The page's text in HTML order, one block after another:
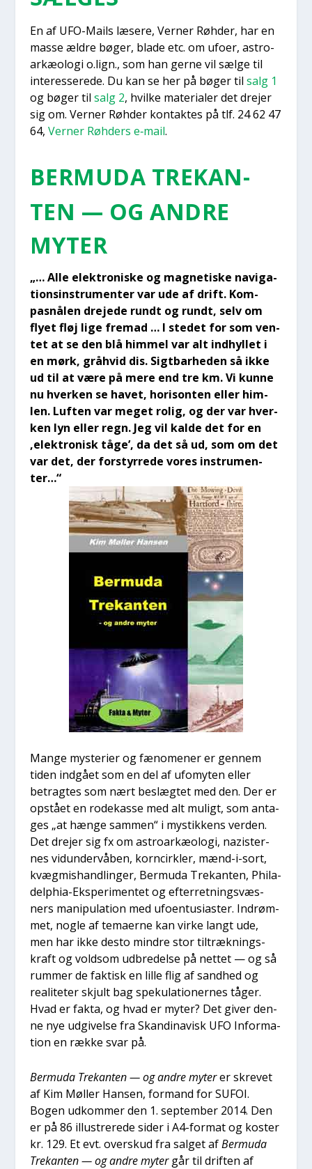
En af UFO-Mails læse­re, Ver­ner Røh­der, har en
mas­se ældre bøger, bla­de etc. om ufo­er, astro­
ar­kæ­o­lo­gi o.lign., som han ger­ne vil sæl­ge til
inter­es­se­re­de. Du kan se her på bøger til salg 1
og bøger til salg 2, hvil­ke mate­ri­a­ler det dre­jer
sig om. Ver­ner Røh­der kon­tak­tes på tlf. 24 62 47
64, Ver­ner Røh­ders e‑mail.
BER­M­U­DA TRE­KAN­
TEN — OG ANDRE
MYTER
„… Alle elek­tro­ni­ske og mag­ne­ti­ske navi­ga­
tions­in­stru­men­ter var ude af drift. Kom­
pasnå­len dre­je­de rundt og rundt, selv om
fly­et fløj lige fremad … I ste­det for som ven­
tet at se den blå him­mel var alt ind­hyl­let i
en mørk, grå­hvid dis. Sigt­bar­he­den så ikke
ud til at være på mere end tre km. Vi kun­ne
nu hver­ken se havet, hori­son­ten eller him­
len. Luf­ten var meget rolig, og der var hver­
ken lyn eller regn. Jeg vil kal­de det for en
‚elek­tro­nisk tåge’, da det så ud, som om det
var det, der for­styr­re­de vores instru­men­
ter…“
Man­ge myste­ri­er og fæno­me­ner er gen­nem
tiden ind­gå­et som en del af ufo­myten eller
betrag­tes som nært beslæg­tet med den. Der er
opstå­et en rode­kas­se med alt muligt, som anta­
ges „at hæn­ge sam­men“ i mystik­kens ver­den.
Det dre­jer sig fx om astro­ar­kæ­o­lo­gi, nazi­ster­
nes vidun­der­vå­ben, kor­n­cirk­ler, mænd-i-sort,
kvæg­mis­hand­lin­ger, Ber­m­u­da Tre­kan­ten, Phila­
delp­hia-Eks­pe­ri­men­tet og efter­ret­nings­væs­
ners mani­pu­la­tion med ufo­en­tu­si­a­ster. Indrøm­
met, nog­le af tema­er­ne kan vir­ke langt ude,
men har ikke desto min­dre stor til­træk­nings­
kraft og vold­som udbre­del­se på net­tet — og så
rum­mer de fak­tisk en lil­le flig af sand­hed og
rea­li­te­ter skjult bag spe­ku­la­tio­ner­nes tåger.
Hvad er fak­ta, og hvad er myter? Det giver den­
ne nye udgi­vel­se fra Skan­di­na­visk UFO Infor­ma­
tion en ræk­ke svar på.
Ber­m­u­da Tre­kan­ten — og andre myterer skre­vet
af Kim Møl­ler Han­sen, for­mand for SUFOI.
Bogen udkom­mer den 1. sep­tem­ber 2014. Den
er på 86 illu­stre­re­de sider i A4-for­mat og koster
kr. 129. Et evt. over­skud fra sal­get afBer­m­u­da
Tre­kan­ten — og andre mytergår til drif­ten af